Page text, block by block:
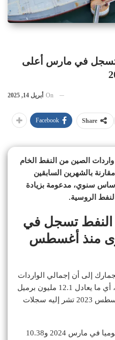
تسجل في مارس أعلى
On أبريل 14, 2025
Share
Facebook
الصين من النفط الخام
بالشهرين السابقين
سنوي، مدعومة بزيادة
الروسية.
النفط تسجل في
منذ أغسطس
إلى أن إجمالي الواردات
بلغ في مارس 51.41 مليون طن، أي ما يعادل 12.1 مليون برميل
يوميا، وهو أعلى مستوى منذ أغسطس 2023 تشر إليه سجلات
ويفوق هذا 11.55 مليون برميل يوميا في مارس 2024 و10.38